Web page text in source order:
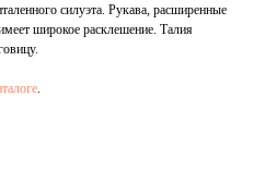
силуэта. Рукава, расширенные
широкое расклешение. Талия
.